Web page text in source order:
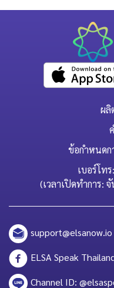
ผ
ข้อกำหนดก
เบอร์โท
(เวลาเปิดทำการ:
support@elsanow.io
ELSA Speak
Channel ID: